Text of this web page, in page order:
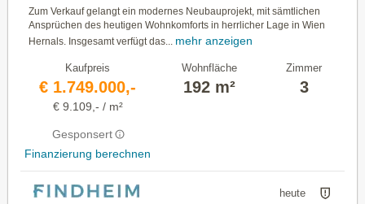
Zum Verkauf gelangt ein modernes Neubauprojekt, mit sämtlichen
Ansprüchen des heutigen Wohnkomforts in herrlicher Lage in Wien
Hernals. Insgesamt verfügt das...
mehr anzeigen
Kaufpreis
€ 1.749.000,-
€ 9.109,- / m²
Gesponsert
Finanzierung berechnen
Wohnfläche
192 m²
Zimmer
3
heute